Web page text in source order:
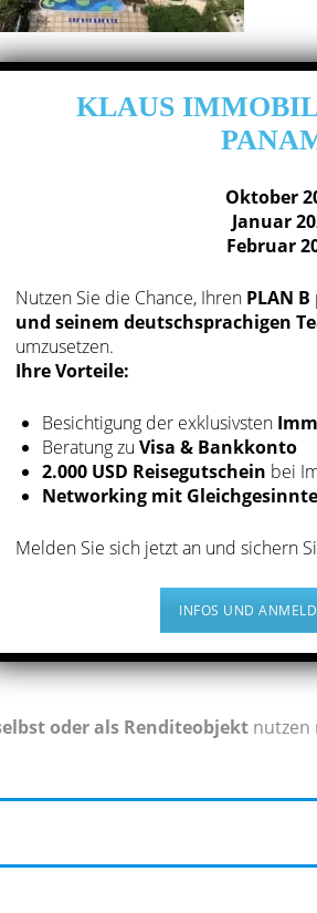
großen Wohnanlagen, von denen
nur drei dieser
Beach-Clubs, Golfplatz,
wenigen Jahre war der
da zu viel gebaut wurde.
man in dieser Gegend ca. 2.500 USD
Jahre 2012 bei knapp über 3.000
per Airbnberlaubt, sodass
Von Seiten Hotels gibt es in
beträgt hier i.d.R.
und Expats), die in der City
Touristen aus Europa und
beliebt, da von dort die Flüge
wesentlich günstiger und
oder als Renditeobjekt nutzen
KLAUS
Oktober
Januar
Februar
Nutzen Sie die Chance, Ihren PLAN B
und seinem deutschsprachigen
umzusetzen.
Ihre Vorteile:
Besichtigung der exklusivsten
Beratung zuVisa & Bankkonto
2.000 USD Reisegutschein bei
Networking mit
Melden Sie sich jetzt an und sichern
INFOS UND